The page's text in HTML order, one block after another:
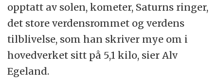
opptatt av solen, kometer, Saturns ringer,
det store verdensrommet og verdens
tilblivelse, som han skriver mye om i
hovedverket sitt på 5,1 kilo, sier Alv
Egeland.